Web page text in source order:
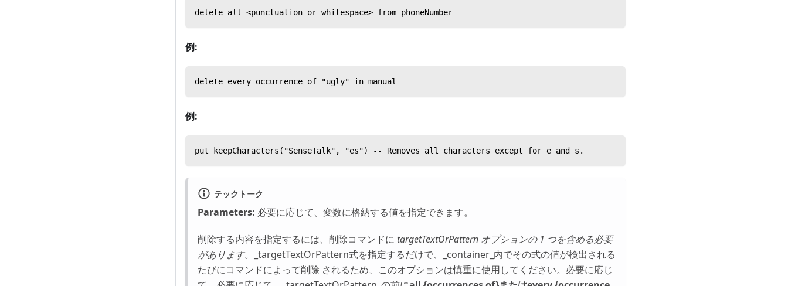
delete all <punctuation or whitespace> from phoneNumber
例:
delete every occurrence of "ugly" in manual
例:
put keepCharacters("SenseTalk", "es") -- Removes all characters except for e and s.
テックトーク
Parameters: 必要に応じて、変数に格納する値を指定できます。
削除する内容を指定するには、削除コマンドに targetTextOrPattern オプションの 1 つを含める必要
があります。_targetTextOrPattern式を指定するだけで、_container_内でその式の値が検出される
たびにコマンドによって削除 されるため、このオプションは慎重に使用してください。必要に応じ